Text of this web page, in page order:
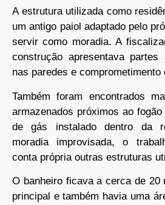
A estrutura utilizada como
um antigo paiol adaptado pelo
servir como moradia. A
construção apresentava partes
nas paredes e comprometimento
Também foram encontrados
armazenados próximos ao
de gás instalado dentro da
moradia improvisada, o
conta própria outras estruturas
O banheiro ficava a cerca de 20
principal e também havia uma